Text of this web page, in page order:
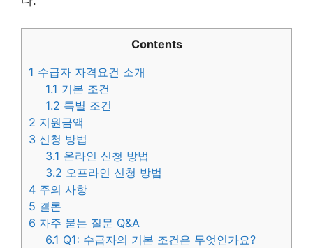
Contents
1 수급자 자격요건 소개
1.1 기본 조건
1.2 특별 조건
2 지원금액
3 신청 방법
3.1 온라인 신청 방법
3.2 오프라인 신청 방법
4 주의 사항
5 결론
6 자주 묻는 질문 Q&A
6.1 Q1: 수급자의 기본 조건은 무엇인가요?